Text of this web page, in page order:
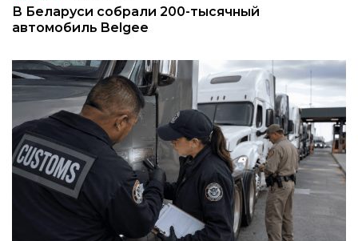
В Беларуси собрали 200-тысячный
автомобиль Belgee